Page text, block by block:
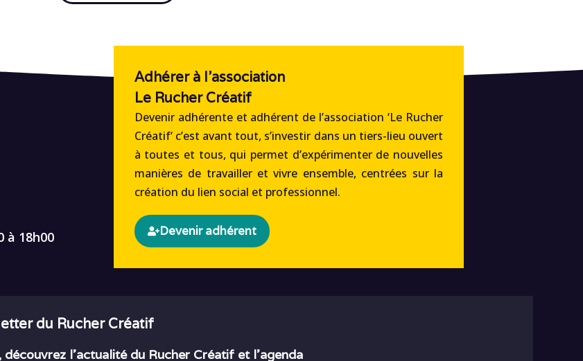
à 18h00
Adhérer à l'association
Le Rucher Créatif
Devenir adhérente et adhérent de l’association ‘Le Rucher
Créatif‘ c’est avant tout, s’investir dans un tiers-lieu ouvert
à toutes et tous, qui permet d’expérimenter de nouvelles
manières de travailler et vivre ensemble, centrées sur la
création du lien social et professionnel.
Devenir adhérent
du Rucher Créatif
découvrez l’actualité du Rucher Créatif et l’agenda